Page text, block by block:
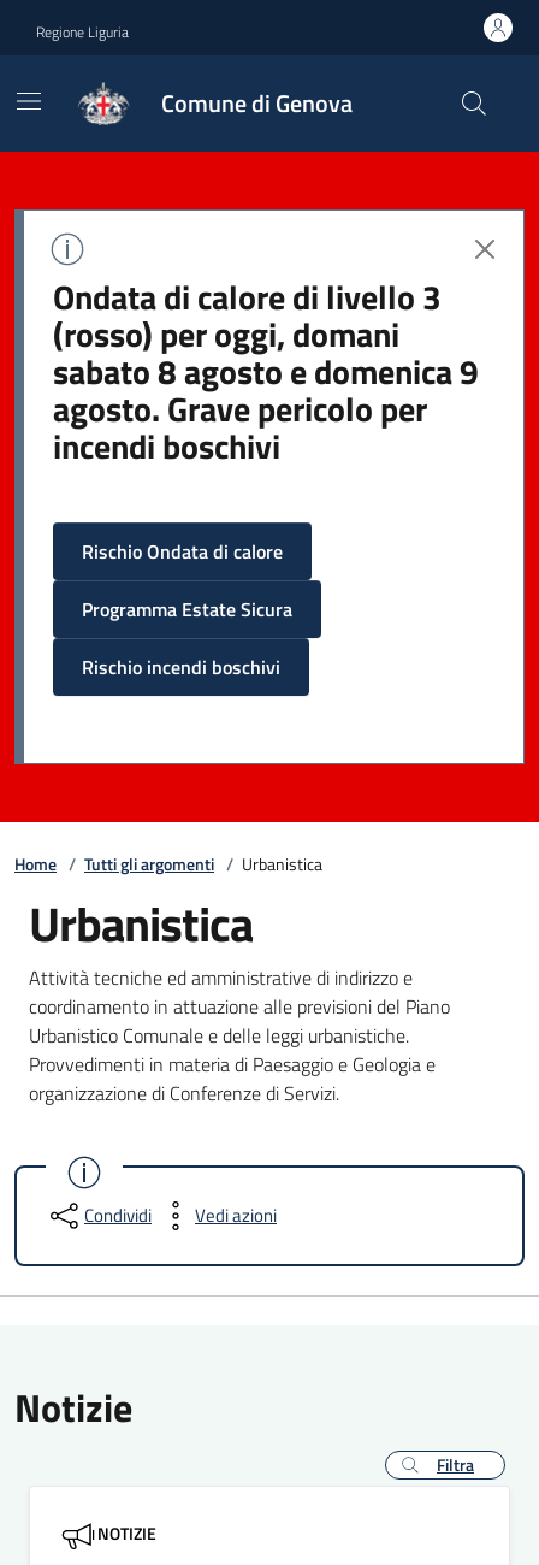
Regione Liguria
Comune di Genova
Ondata di calore di livello 3
(rosso) per oggi, domani
sabato 8 agosto e domenica 9
agosto. Grave pericolo per
incendi boschivi
Rischio Ondata di calore
Programma Estate Sicura
Rischio incendi boschivi
Home / Tutti gli argomenti / Urbanistica
Urbanistica
Attività tecniche ed amministrative di indirizzo e
coordinamento in attuazione alle previsioni del Piano
Urbanistico Comunale e delle leggi urbanistiche.
Provvedimenti in materia di Paesaggio e Geologia e
organizzazione di Conferenze di Servizi.
Condividi Vedi azioni
Notizie
Filtra
NOTIZIE